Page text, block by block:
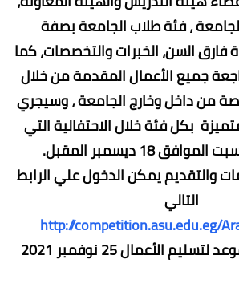
18 ديسمبر المقبل.
التالي
http://competition.asu.edu.eg/
الأعمال 25 نوفمبر 2021